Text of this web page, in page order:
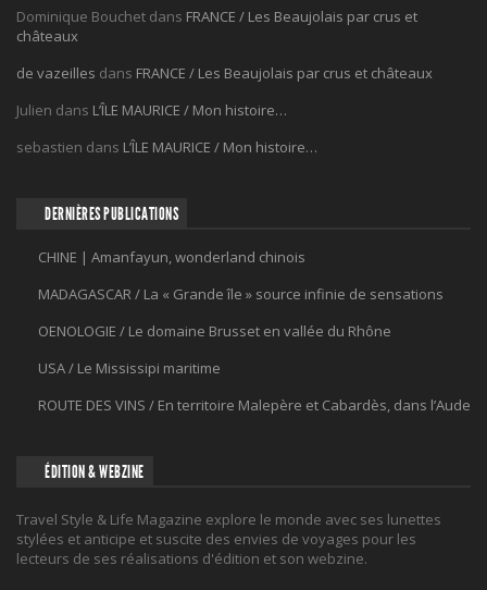
Dominique Bouchet dans FRANCE / Les Beaujolais par crus et
châteaux
de vazeilles dans FRANCE / Les Beaujolais par crus et châteaux
Julien dans L’ÎLE MAURICE / Mon histoire…
sebastien dans L’ÎLE MAURICE / Mon histoire…
DERNIÈRES PUBLICATIONS
CHINE | Amanfayun, wonderland chinois
MADAGASCAR / La « Grande île » source infinie de sensations
OENOLOGIE / Le domaine Brusset en vallée du Rhône
USA / Le Mississipi maritime
ROUTE DES VINS / En territoire Malepère et Cabardès, dans l’Aude
ÉDITION & WEBZINE
Travel Style & Life Magazine explore le monde avec ses lunettes
stylées et anticipe et suscite des envies de voyages pour les
lecteurs de ses réalisations d'édition et son webzine.